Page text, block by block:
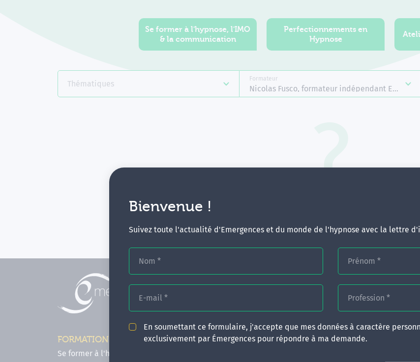
Bienvenue !
Suivez toute l'actualité d'Emergences et du monde de l'hypnose avec la lettre
Nom * Prénom *
E-mail * Profession *
En soumettant ce formulaire, j'accepte que mes données à caractère
exclusivement par Émergences pour répondre à ma demande.
Se former à l'hypnose, l'IMO
& la communication
Perfectionnements en
Hypnose
Thématiques
Formateur
Nicolas Fusco, formateur indépendant
Aucune formation ne
FORMATIONS
Se former à l'hypnose, l'IMO & la
INFOS PRATIQUES CONTACT